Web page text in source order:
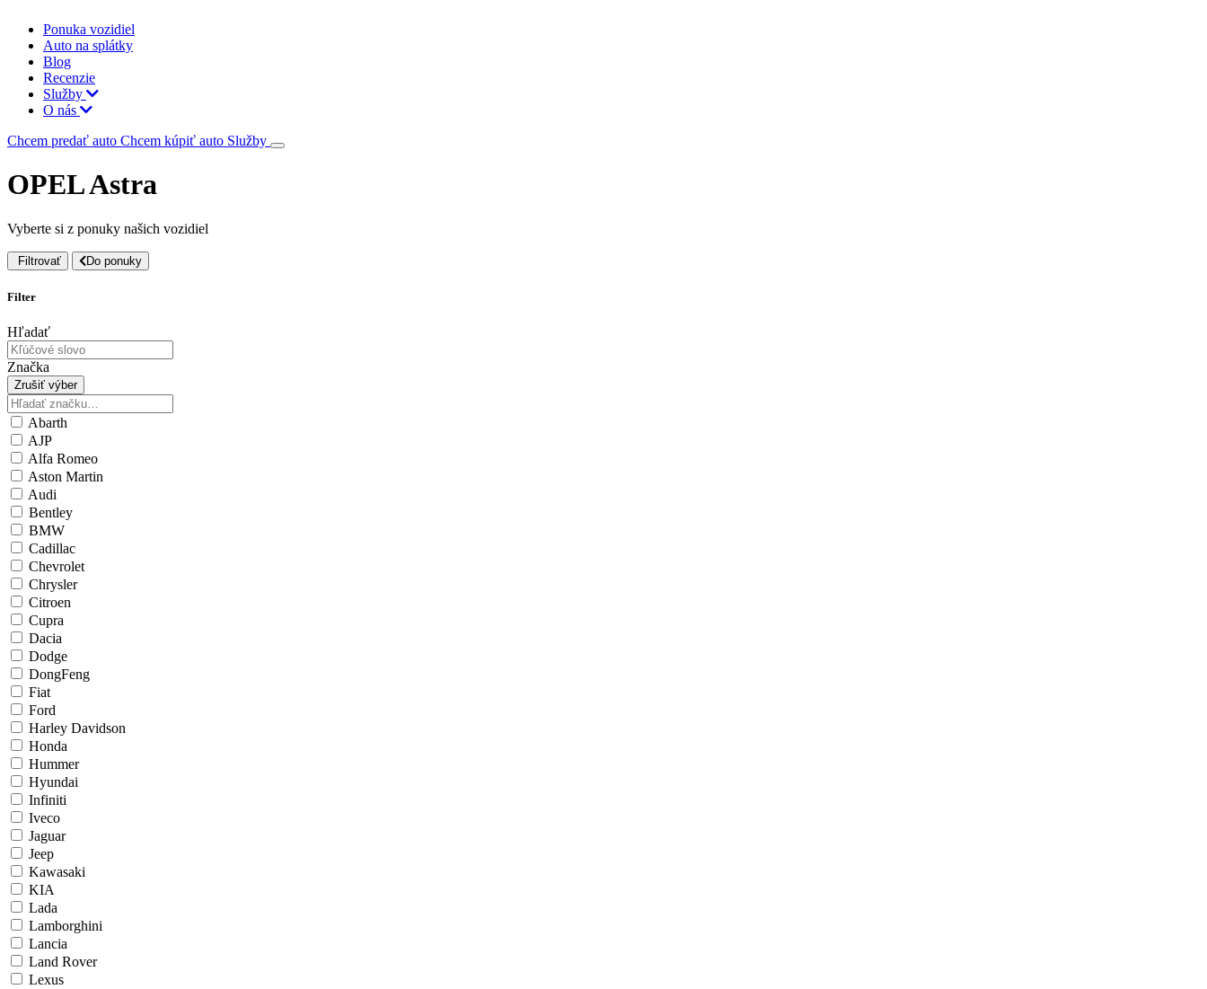
Ponuka vozidiel
Auto na splátky
Blog
Recenzie
Služby
O nás
Chcem predať auto Chcem kúpiť auto Služby
OPEL Astra
Vyberte si z ponuky našich vozidiel
Filtrovať Do ponuky
Filter
Hľadať
Značka
Zrušiť výber
Abarth
AJP
Alfa Romeo
Aston Martin
Audi
Bentley
BMW
Cadillac
Chevrolet
Chrysler
Citroen
Cupra
Dacia
Dodge
DongFeng
Fiat
Ford
Harley Davidson
Honda
Hummer
Hyundai
Infiniti
Iveco
Jaguar
Jeep
Kawasaki
KIA
Lada
Lamborghini
Lancia
Land Rover
Lexus